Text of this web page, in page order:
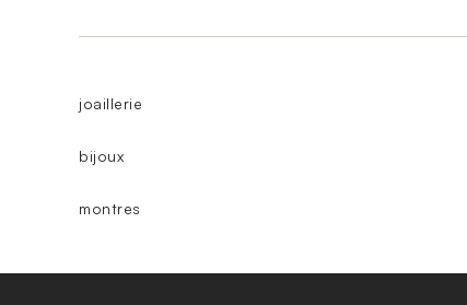
joaillerie
bijoux
montres